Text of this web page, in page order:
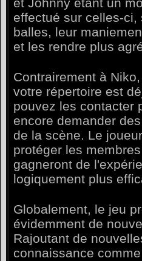
effectué sur celles-
balles, leur
et les rendre plus
Contrairement à
votre répertoire est
pouvez les contacter
encore demander
de la scène. Le
protéger les
gagneront de
logiquement plus
Globalement, le jeu
évidemment de
Rajoutant de
connaissance